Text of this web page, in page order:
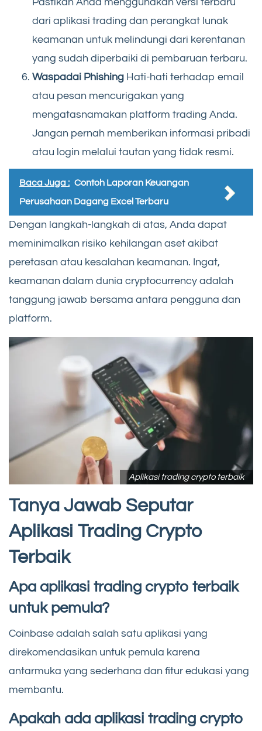
dari aplikasi trading dan perangkat lunak
keamanan untuk melindungi dari kerentanan
yang sudah diperbaiki di pembaruan terbaru.
Waspadai Phishing Hati-hati terhadap email
atau pesan mencurigakan yang
mengatasnamakan platform trading Anda.
Jangan pernah memberikan informasi pribadi
atau login melalui tautan yang tidak resmi.
Baca Juga : Contoh Laporan Keuangan
Perusahaan Dagang Excel Terbaru
Dengan langkah-langkah di atas, Anda dapat
meminimalkan risiko kehilangan aset akibat
peretasan atau kesalahan keamanan. Ingat,
keamanan dalam dunia cryptocurrency adalah
tanggung jawab bersama antara pengguna dan
platform.
Aplikasi trading crypto terbaik
Tanya Jawab Seputar
Aplikasi Trading Crypto
Terbaik
Apa aplikasi trading crypto terbaik
untuk pemula?
Coinbase adalah salah satu aplikasi yang
direkomendasikan untuk pemula karena
antarmuka yang sederhana dan fitur edukasi yang
membantu.
Apakah ada aplikasi trading crypto